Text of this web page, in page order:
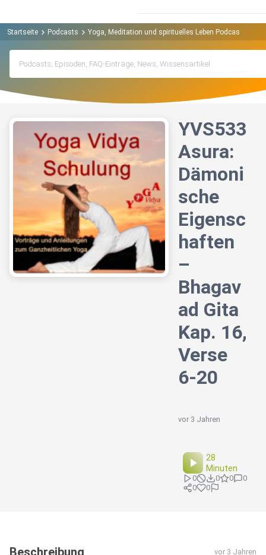
Startseite Podcasts Yoga, Meditation und spirituelles Leben Podcast
YVS533
Asura:
Dämoni
sche
Eigensc
haften
–
Bhagav
ad Gita
Kap. 16,
Verse
6-20
vor 3 Jahren
28
Minuten
0 0 0
0
0
0
Beschreibung vor 3 Jahren